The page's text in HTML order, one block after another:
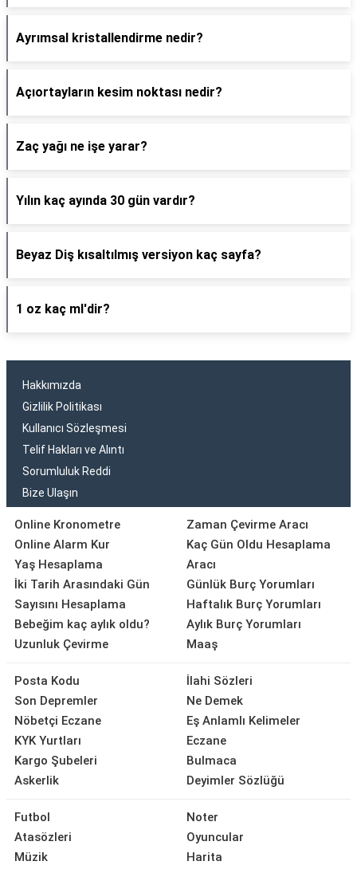
Ayrımsal kristallendirme nedir?
Açıortayların kesim noktası nedir?
Zaç yağı ne işe yarar?
Yılın kaç ayında 30 gün vardır?
Beyaz Diş kısaltılmış versiyon kaç sayfa?
1 oz kaç ml'dir?
Hakkımızda
Gizlilik Politikası
Kullanıcı Sözleşmesi
Telif Hakları ve Alıntı
Sorumluluk Reddi
Bize Ulaşın
Online Kronometre
Online Alarm Kur
Yaş Hesaplama
İki Tarih Arasındaki Gün
Sayısını Hesaplama
Bebeğim kaç aylık oldu?
Uzunluk Çevirme
Zaman Çevirme Aracı
Kaç Gün Oldu Hesaplama
Aracı
Günlük Burç Yorumları
Haftalık Burç Yorumları
Aylık Burç Yorumları
Maaş
Posta Kodu
Son Depremler
Nöbetçi Eczane
KYK Yurtları
Kargo Şubeleri
Askerlik
İlahi Sözleri
Ne Demek
Eş Anlamlı Kelimeler
Eczane
Bulmaca
Deyimler Sözlüğü
Futbol
Atasözleri
Müzik
Noter
Oyuncular
Harita